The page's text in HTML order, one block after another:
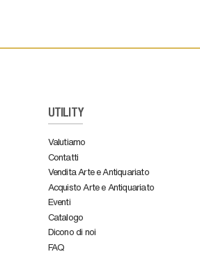
UTILITY
Valutiamo
Contatti
Vendita Arte e Antiquariato
Acquisto Arte e Antiquariato
Eventi
Catalogo
Dicono di noi
FAQ